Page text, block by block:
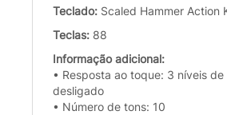
Teclado: Scaled Hammer Action
Teclas: 88
Informação adicional:
• Resposta ao toque: 3 níveis
desligado
• Número de tons: 10